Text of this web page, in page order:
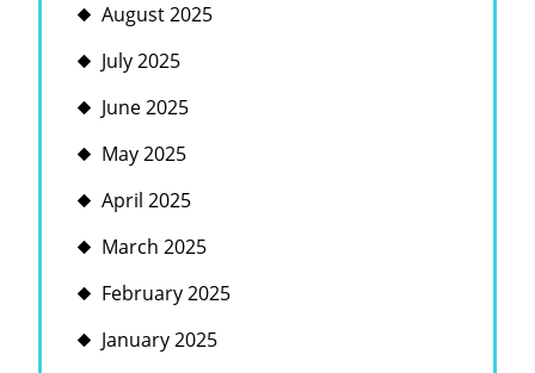
August 2025
July 2025
June 2025
May 2025
April 2025
March 2025
February 2025
January 2025